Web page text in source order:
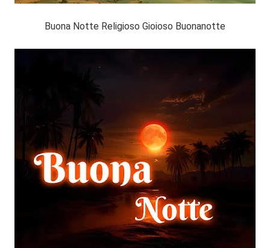
Buona Notte Religioso Gioioso Buonanotte